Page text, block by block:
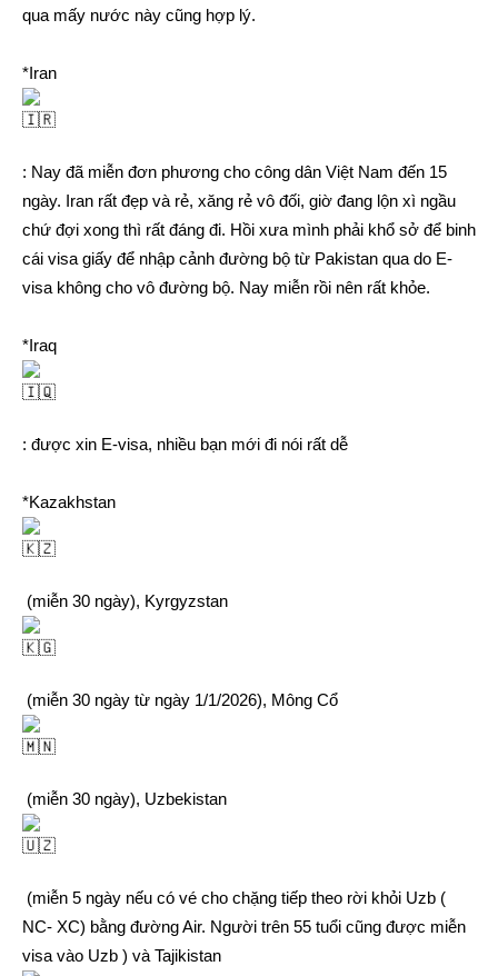
qua mấy nước này cũng hợp lý.
*Iran
: Nay đã miễn đơn phương cho công dân Việt Nam đến 15
ngày. Iran rất đẹp và rẻ, xăng rẻ vô đối, giờ đang lộn xì ngầu
chứ đợi xong thì rất đáng đi. Hồi xưa mình phải khổ sở để binh
cái visa giấy để nhập cảnh đường bộ từ Pakistan qua do E-
visa không cho vô đường bộ. Nay miễn rồi nên rất khỏe.
*Iraq
: được xin E-visa, nhiều bạn mới đi nói rất dễ
*Kazakhstan
(miễn 30 ngày), Kyrgyzstan
(miễn 30 ngày từ ngày 1/1/2026), Mông Cổ
(miễn 30 ngày), Uzbekistan
(miễn 5 ngày nếu có vé cho chặng tiếp theo rời khỏi Uzb (
NC- XC) bằng đường Air. Người trên 55 tuổi cũng được miễn
visa vào Uzb ) và Tajikistan